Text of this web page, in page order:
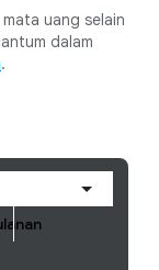
uang selain
dalam
.